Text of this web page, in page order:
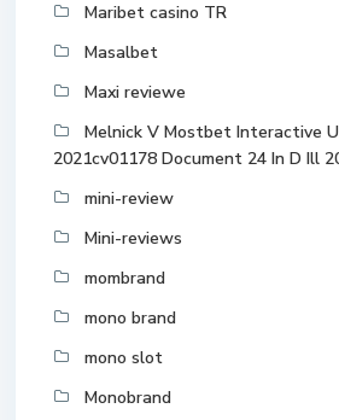
Maribet casino TR
Masalbet
Maxi reviewe
Melnick V Mostbet Interactive
2021cv01178 Document 24 In D Ill
mini-review
Mini-reviews
mombrand
mono brand
mono slot
Monobrand